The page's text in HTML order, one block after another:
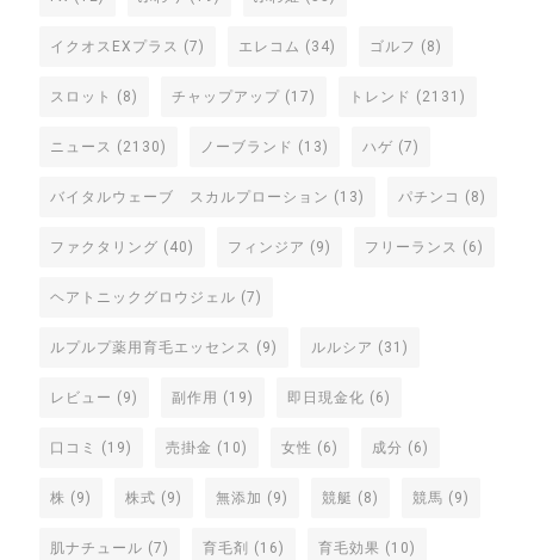
イクオスEXプラス (7) エレコム (34) ゴルフ (8)
スロット (8) チャップアップ (17) トレンド (2131)
ニュース (2130) ノーブランド (13) ハゲ (7)
バイタルウェーブ スカルプローション (13) パチンコ (8)
ファクタリング (40) フィンジア (9) フリーランス (6)
ヘアトニックグロウジェル (7)
ルプルプ薬用育毛エッセンス (9) ルルシア (31)
レビュー (9) 副作用 (19) 即日現金化 (6)
口コミ (19) 売掛金 (10) 女性 (6) 成分 (6)
株 (9) 株式 (9) 無添加 (9) 競艇 (8) 競馬 (9)
肌ナチュール (7) 育毛剤 (16) 育毛効果 (10)